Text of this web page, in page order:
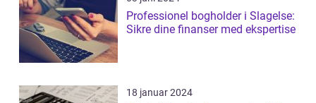
Professionel bogholder i Slagelse:
Sikre dine finanser med ekspertise
18 januar 2024